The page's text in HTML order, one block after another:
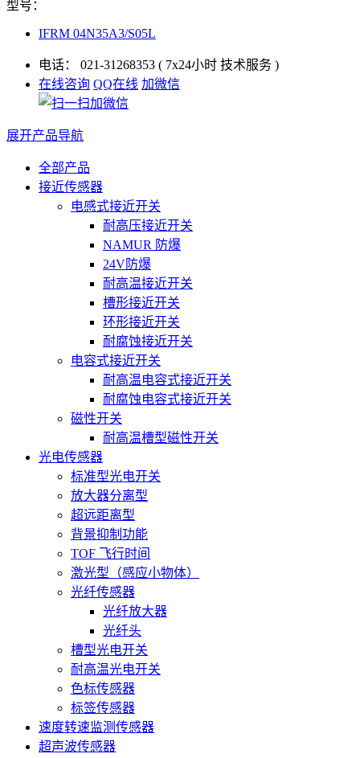
型号：
IFRM 04N35A3/S05L
电话： 021-31268353 ( 7x24小时 技术服务 )
在线咨询 QQ在线 加微信
展开产品导航
全部产品
接近传感器
电感式接近开关
耐高压接近开关
NAMUR 防爆
24V防爆
耐高温接近开关
槽形接近开关
环形接近开关
耐腐蚀接近开关
电容式接近开关
耐高温电容式接近开关
耐腐蚀电容式接近开关
磁性开关
耐高温槽型磁性开关
光电传感器
标准型光电开关
放大器分离型
超远距离型
背景抑制功能
TOF 飞行时间
激光型（感应小物体）
光纤传感器
光纤放大器
光纤头
槽型光电开关
耐高温光电开关
色标传感器
标签传感器
速度转速监测传感器
超声波传感器